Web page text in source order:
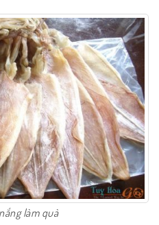
làm quà